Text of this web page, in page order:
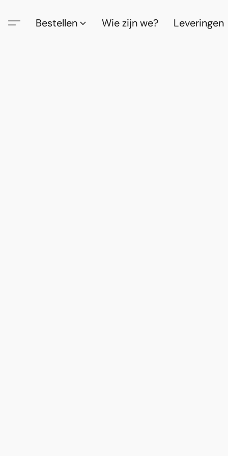
Bestellen Wie zijn we? Leveringen